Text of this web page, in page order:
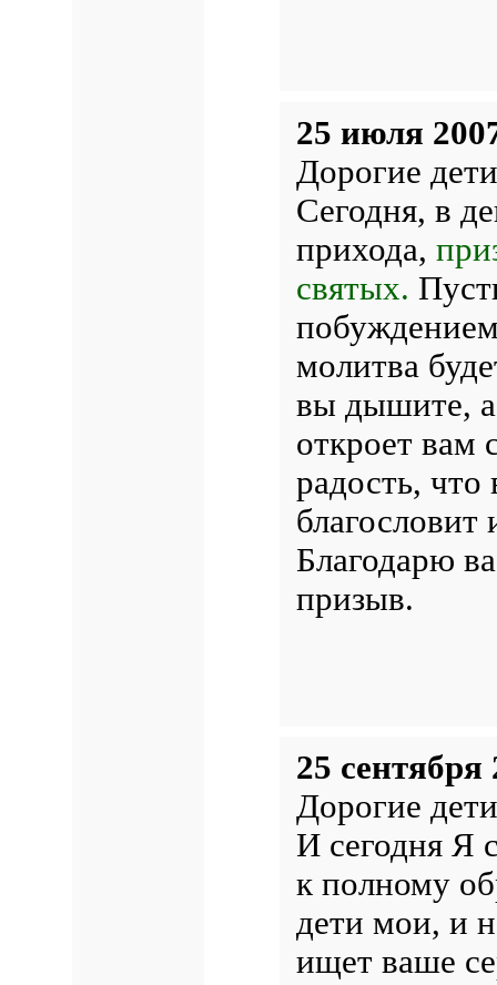
25 июля
Дорогие
Сегодня, в
прихода,
святых.
молитва
вы дышите,
откроет вам
радость,
Благодарю
призыв.
25 сентября
Дорогие
И сегодня Я
к полному
дети мои, и
ищет ваше